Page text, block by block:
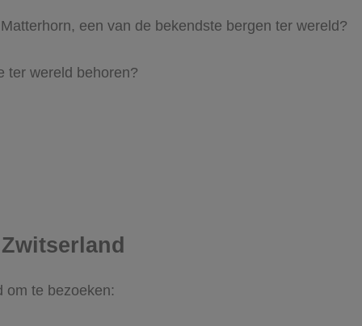
een van de bekendste bergen ter wereld?
ter wereld behoren?
om te bezoeken: